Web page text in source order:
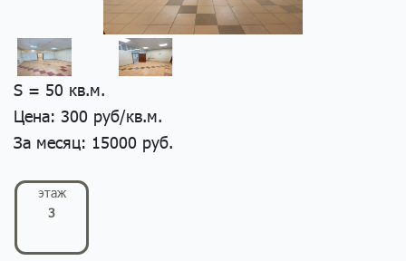
S = 50 кв.м.
Цена: 300 руб/кв.м.
За месяц: 15000 руб.
этаж
3